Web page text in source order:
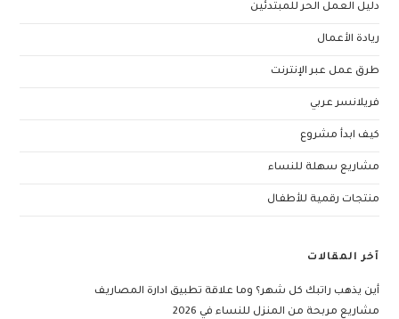
دليل العمل الحر للمبتدئين
ريادة الأعمال
طرق عمل عبر الإنترنت
فريلانسر عربي
كيف ابدأ مشروع
مشاريع سهلة للنساء
منتجات رقمية للأطفال
آخر المقالات
أين يذهب راتبك كل شهر؟ وما علاقة تطبيق ادارة المصاريف
مشاريع مربحة من المنزل للنساء في 2026